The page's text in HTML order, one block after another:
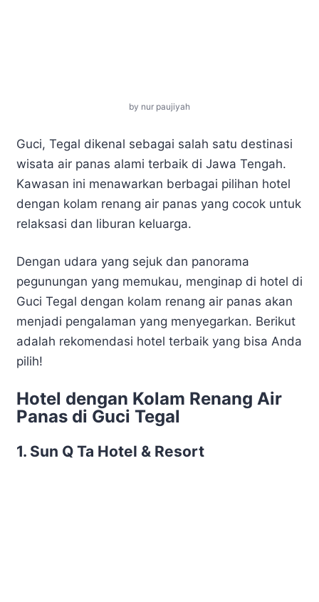
by nur paujiyah
Guci, Tegal dikenal sebagai salah satu destinasi
wisata air panas alami terbaik di Jawa Tengah.
Kawasan ini menawarkan berbagai pilihan hotel
dengan kolam renang air panas yang cocok untuk
relaksasi dan liburan keluarga.
Dengan udara yang sejuk dan panorama
pegunungan yang memukau, menginap di hotel di
Guci Tegal dengan kolam renang air panas akan
menjadi pengalaman yang menyegarkan. Berikut
adalah rekomendasi hotel terbaik yang bisa Anda
pilih!
Hotel dengan Kolam Renang Air
Panas di Guci Tegal
1. Sun Q Ta Hotel & Resort